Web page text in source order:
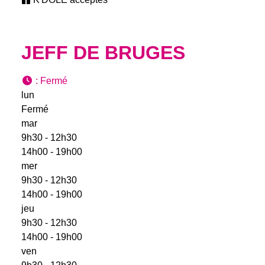
JEFF DE BRUGES
: Fermé
lun
Fermé
mar
9h30 - 12h30
14h00 - 19h00
mer
9h30 - 12h30
14h00 - 19h00
jeu
9h30 - 12h30
14h00 - 19h00
ven